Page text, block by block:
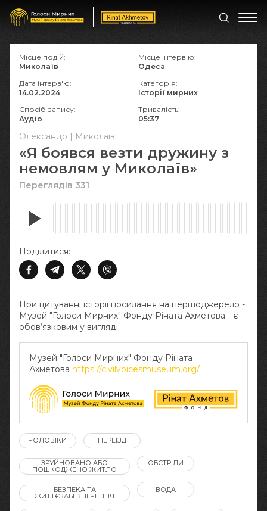
Олександр | Миколаїв
«Я боявся везти дружину з
немовлям у Миколаїв»
Переглядів 331
При цитуванні історії посилання на першоджерело -
Музей "Голоси Мирних" Фонду Ріната Ахметова - є
обов‘язковим у вигляді:
Музей "Голоси Мирних" Фонду Ріната
Ахметова https://civilvoicesmuseum.org/
Поділитися:
Місце подій:
Миколаїв
Місце інтерв'ю:
Одеса
Дата інтерв'ю:
14.02.2024
Категорія:
Історії мирних
Спосіб запису:
Аудіо
Тривалість:
05:37
ЧОЛОВІКИ ПЕРЕЇЗД
ЗРУЙНОВАНО АБО
ПОШКОДЖЕНО ЖИТЛО
ОБСТРІЛИ
БЕЗПЕКА ТА
ЖИТТЄЗАБЕЗПЕЧЕННЯ
ВОДА